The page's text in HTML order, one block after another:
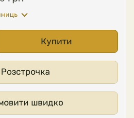
Купити
Розстрочка
швидко